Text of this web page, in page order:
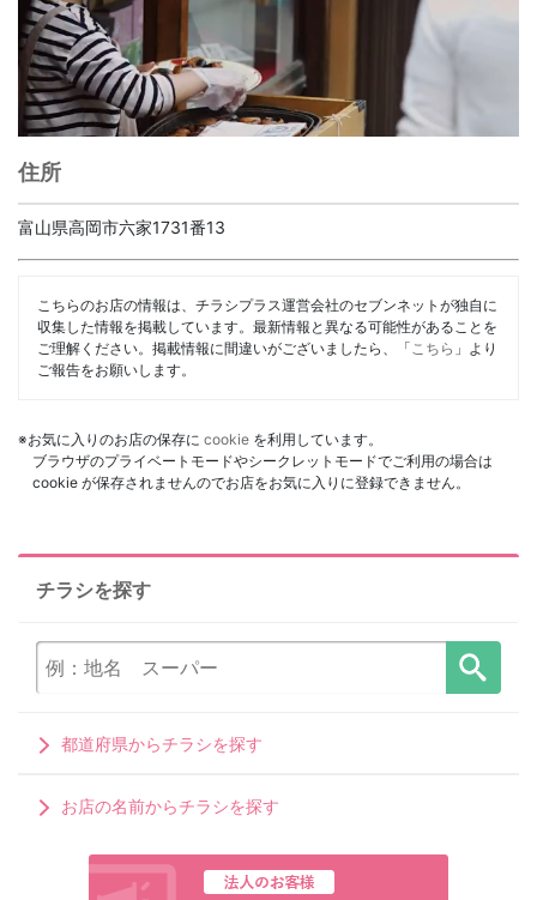
住所
富山県高岡市六家1731番13
こちらのお店の情報は、チラシプラス運営会社のセブンネットが独自に
収集した情報を掲載しています。最新情報と異なる可能性があることを
ご理解ください。掲載情報に間違いがございましたら、「 こちら 」より
ご報告をお願いします。
※お気に入りのお店の保存に cookie を利用しています。
ブラウザのプライベートモードやシークレットモードでご利用の場合は
cookie が保存されませんのでお店をお気に入りに登録できません。
チラシを探す
都道府県からチラシを探す
お店の名前からチラシを探す